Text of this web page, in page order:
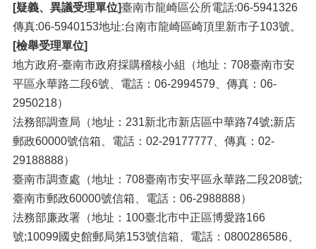
[疑義、異議受理單位]臺南市龍崎區公所電話:06-5941326
傳真:06-5940153地址:台南市龍崎區崎頂里新市子103號。
[檢舉受理單位]
地方政府-臺南市政府採購稽核小組（地址：708臺南市安
平區永華路二段6號、電話：06-2994579、傳真：06-
2950218）
法務部調查局（地址：231新北市新店區中華路74號;新店
郵政60000號信箱、電話：02-29177777、傳真：02-
29188888）
臺南市調查處（地址：708臺南市安平區永華路二段208號;
臺南市郵政60000號信箱、電話：06-2988888）
法務部廉政署（地址：100臺北市中正區博愛路166
號;10099國史館郵局第153號信箱、電話：0800286586、